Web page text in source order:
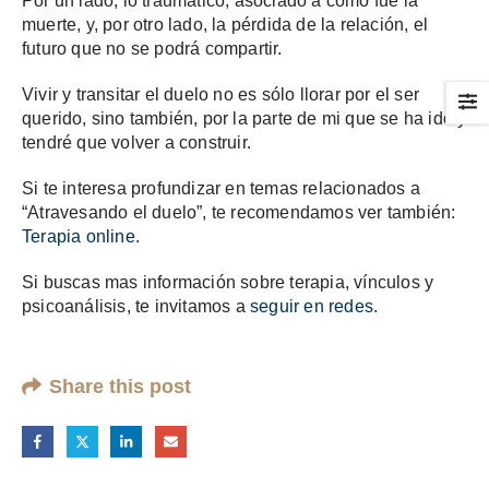
muerte, y, por otro lado, la pérdida de la relación, el
futuro que no se podrá compartir.
Vivir y transitar el duelo no es sólo llorar por el ser
querido, sino también, por la parte de mi que se ha ido y
tendré que volver a construir.
Si te interesa profundizar en temas relacionados a
“Atravesando el duelo”, te recomendamos ver también:
Terapia online.
Si buscas mas información sobre terapia, vínculos y
psicoanálisis, te invitamos a seguir en redes.
Share this post